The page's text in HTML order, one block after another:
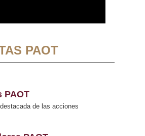
PAOT
PAOT
de las acciones